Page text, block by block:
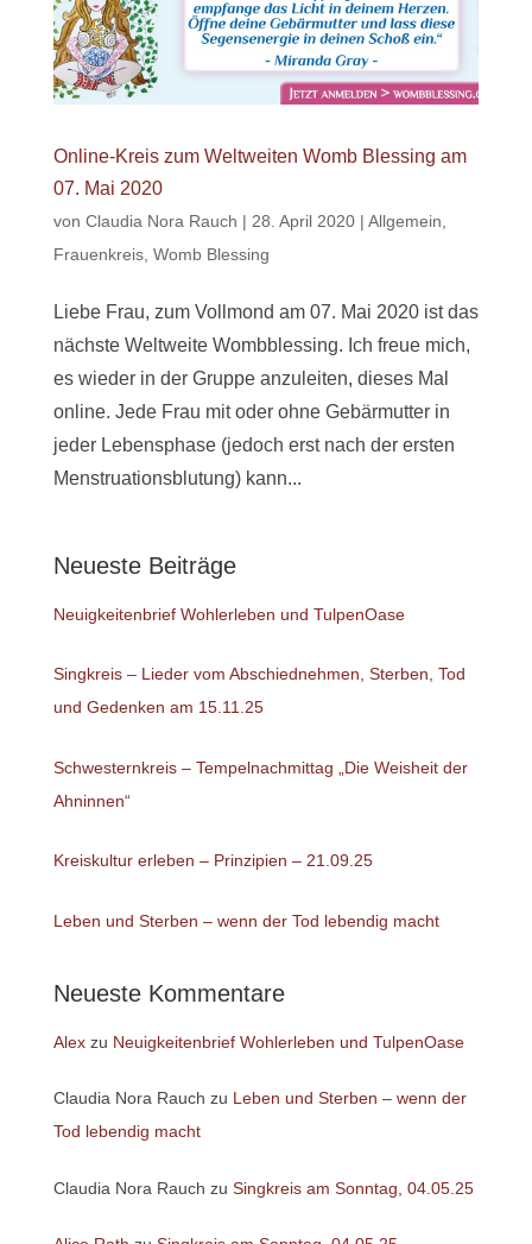
Online-Kreis zum Weltweiten Womb Blessing am
07. Mai 2020
von Claudia Nora Rauch | 28. April 2020| Allgemein
Frauenkreis, Womb Blessing
Liebe Frau, zum Vollmond am 07. Mai 2020 ist das
nächste Weltweite Wombblessing. Ich freue mich,
es wieder in der Gruppe anzuleiten, dieses Mal
online. Jede Frau mit oder ohne Gebärmutter in
jeder Lebensphase (jedoch erst nach der ersten
Menstruationsblutung) kann...
Neueste Beiträge
Neuigkeitenbrief Wohlerleben und TulpenOase
Singkreis – Lieder vom Abschiednehmen, Sterben, Tod
und Gedenken am 15.11.25
Schwesternkreis – Tempelnachmittag „Die Weisheit der
Ahninnen“
Kreiskultur erleben – Prinzipien – 21.09.25
Leben und Sterben – wenn der Tod lebendig macht
Neueste Kommentare
Alexzu Neuigkeitenbrief Wohlerleben und TulpenOase
Claudia Nora Rauch zu Leben und Sterben – wenn der
Tod lebendig macht
Claudia Nora Rauch zu Singkreis am Sonntag, 04.05.25